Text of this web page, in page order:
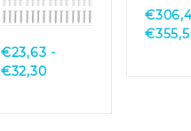
View
€23,63 -
€32,30Prijsklasse:
€
€